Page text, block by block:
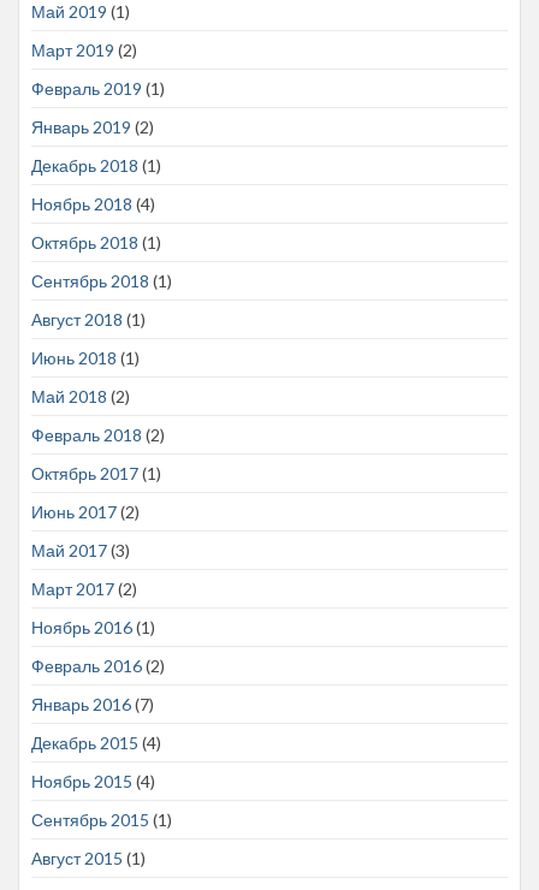
Май 2019 (1)
Март 2019 (2)
Февраль 2019 (1)
Январь 2019 (2)
Декабрь 2018 (1)
Ноябрь 2018 (4)
Октябрь 2018 (1)
Сентябрь 2018 (1)
Август 2018 (1)
Июнь 2018 (1)
Май 2018 (2)
Февраль 2018 (2)
Октябрь 2017(1)
Июнь 2017(2)
Май 2017(3)
Март 2017(2)
Ноябрь 2016(1)
Февраль 2016(2)
Январь 2016(7)
Декабрь 2015 (4)
Ноябрь 2015 (4)
Сентябрь 2015 (1)
Август 2015 (1)